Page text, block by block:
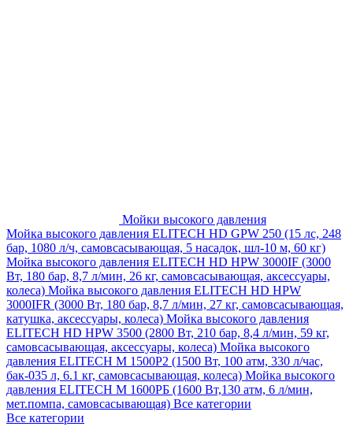
Мойки высокого давления
Мойка высокого давления ELITECH HD GPW 250 (15 лс, 248
бар, 1080 л/ч, самовсасывающая, 5 насадок, шл-10 м, 60 кг)
Мойка высокого давления ELITECH HD HPW 3000IF (3000
Вт, 180 бар, 8,7 л/мин, 26 кг, самовсасывающая, аксессуары,
колеса) Мойка высокого давления ELITECH HD HPW
3000IFR (3000 Вт, 180 бар, 8,7 л/мин, 27 кг, самовсасывающая,
катушка, аксессуары, колеса) Мойка высокого давления
ELITECH HD HPW 3500 (2800 Вт, 210 бар, 8,4 л/мин, 59 кг,
самовсасывающая, аксессуары, колеса) Мойка высокого
давления ELITECH M 1500P2 (1500 Вт, 100 атм, 330 л/час,
бак-035 л, 6.1 кг, самовсасывающая, колеса) Мойка высокого
давления ELITECH М 1600РБ (1600 Вт,130 атм, 6 л/мин,
мет.помпа, самовсасывающая) Все категории
Все категории